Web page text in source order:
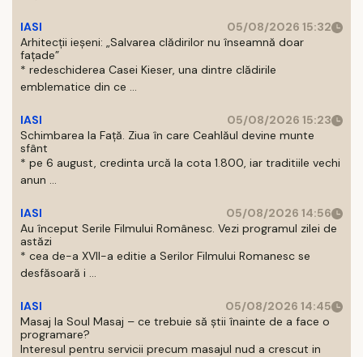
IASI
05/08/2026 15:32
Arhitecții ieșeni: „Salvarea clădirilor nu înseamnă doar
fațade”
* redeschiderea Casei Kieser, una dintre clădirile
emblematice din ce ...
IASI
05/08/2026 15:23
Schimbarea la Față. Ziua în care Ceahlăul devine munte
sfânt
* pe 6 august, credinta urcă la cota 1.800, iar traditiile vechi
anun ...
IASI
05/08/2026 14:56
Au început Serile Filmului Românesc. Vezi programul zilei de
astăzi
* cea de-a XVII-a editie a Serilor Filmului Romanesc se
desfăsoară i ...
IASI
05/08/2026 14:45
Masaj la Soul Masaj – ce trebuie să știi înainte de a face o
programare?
Interesul pentru servicii precum masajul nud a crescut in